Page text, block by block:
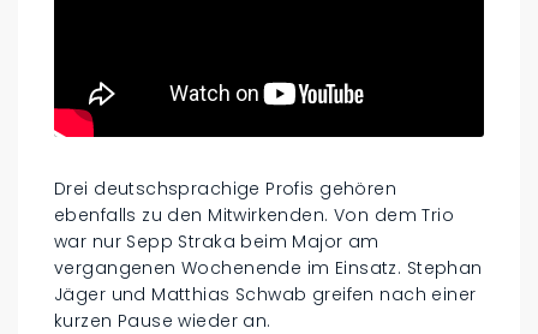
Drei deutschsprachige Profis gehören
ebenfalls zu den Mitwirkenden. Von dem Trio
war nur Sepp Straka beim Major am
vergangenen Wochenende im Einsatz. Stephan
Jäger und Matthias Schwab greifen nach einer
kurzen Pause wieder an.